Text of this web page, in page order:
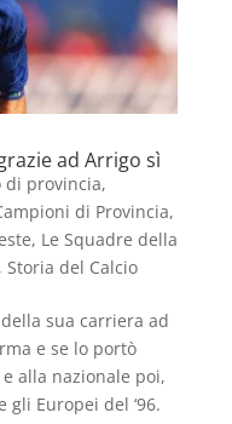
ad Arrigo sì
di provincia,
di Provincia,
, Le Squadre della
, Storia del Calcio
sua carriera ad
e se lo portò
alla nazionale poi,
gli Europei del ‘96.